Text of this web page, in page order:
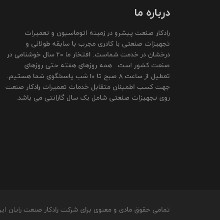
درباره ما
رادکار صنعت پیشرو در زمینه اتوماسیون و تعمیرات
تجهیزات صنعتی با کادری مجرب با سابقه طولانی و
درخشان در خدمت شماست. افتخار ما 20 سال خوشنامی در
صنعت کشور است. همه روزهای هفته حتی روزهای
تعطیل از ساعت 8 صبح تا 10 شب پاسخگوی شما هستیم.
جهت کسب اطمینان متقابل خدمات تعمیرات رادکار صنعت
روی تجهیزات صنعتی شامل یک سال گارانتی می باشد.
تمامی حقوق مادی و معنوی برای شرکت رادکار صنعت رایان